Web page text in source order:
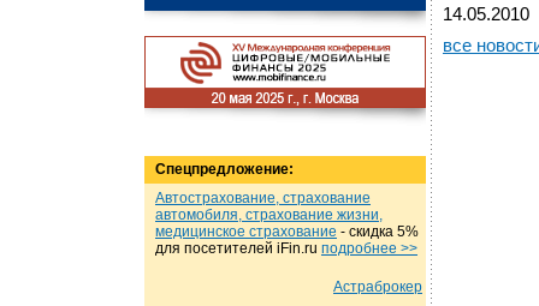
Спецпредложение:
Автострахование, страхование
автомобиля, страхование жизни,
медицинское страхование - cкидка 5%
для посетителей iFin.ru подробнеe >>
Астраброкер
14.05.2010
все